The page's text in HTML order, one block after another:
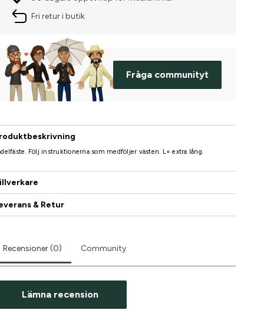
Fri retur i butik
Fråga communityt
Följ instruktionerna som medföljer västen. L= extra lång.
& Retur
Recensioner (0) Community
Lämna recension